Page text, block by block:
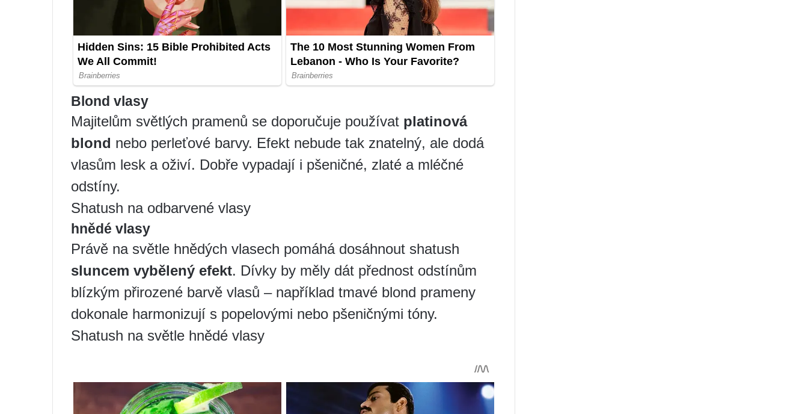
Blond vlasy
Majitelům světlých pramenů se doporučuje používat platinová
blond nebo perleťové barvy. Efekt nebude tak znatelný, ale dodá
vlasům lesk a oživí. Dobře vypadají i pšeničné, zlaté a mléčné
odstíny.
Shatush na odbarvené vlasy
hnědé vlasy
Právě na světle hnědých vlasech pomáhá dosáhnout shatush
sluncem vybělený efekt. Dívky by měly dát přednost odstínům
blízkým přirozené barvě vlasů – například tmavé blond prameny
dokonale harmonizují s popelovými nebo pšeničnými tóny.
Shatush na světle hnědé vlasy